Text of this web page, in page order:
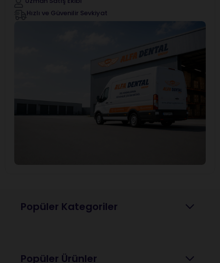
Hızlı ve Güvenilir Sevkiyat
Popüler Kategoriler
Popüler Ürünler